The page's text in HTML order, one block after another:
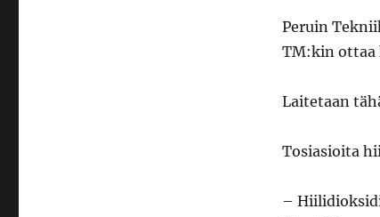
Peruin
TM:kin ottaa
Laitetaan
Tosiasioita
–